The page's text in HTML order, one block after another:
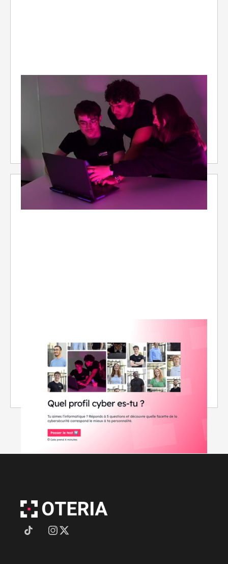
Former les analystes capables d'anticiper les
cybermenaces
À travers son partenariat avec Sekoia,
l'école OTERIA renforce l'immersion de ses
étudiants dans les pratiques et les métiers
qui façonnent aujourd'hui la cybersécurité.
24/6/2026 3 min
Quel domaine de la cybersécurité correspond à ta
personnalité ?
Réponds à 5 questions et découvre la facette
de la cyber qui correspond le mieux à ta
personnalité.
17/6/2026